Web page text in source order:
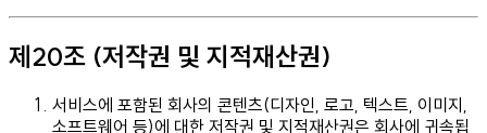
제20조 (저작권 및 지적재산권)
서비스에 포함된 회사의 콘텐츠(디자인, 로고, 텍스트, 이미지,
소프트웨어 등)에 대한 저작권 및 지적재산권은 회사에 귀속됩